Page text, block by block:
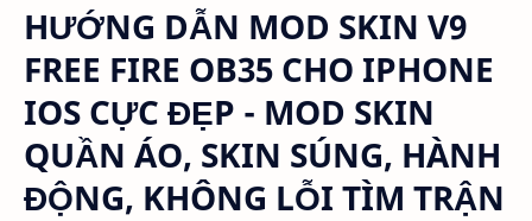
HƯỚNG DẪN MOD SKIN V9
FREE FIRE OB35 CHO IPHONE
IOS CỰC ĐẸP - MOD SKIN
QUẦN ÁO, SKIN SÚNG, HÀNH
ĐỘNG, KHÔNG LỖI TÌM TRẬN